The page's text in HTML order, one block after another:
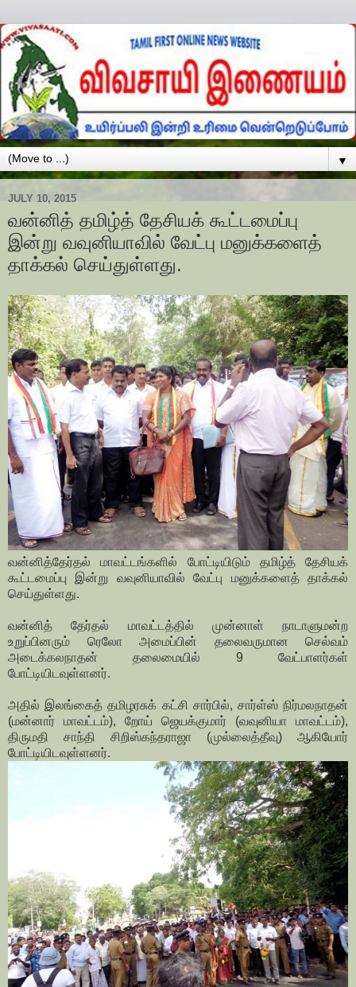
▼
JULY 10, 2015
வன்னித் தமிழ்த் தேசியக் கூட்டமைப்பு
இன்று வவுனியாவில் வேட்பு மனுக்களைத்
தாக்கல் செய்துள்ளது.
வன்னித்தேர்தல் மாவட்டங்களில் போட்டியிடும் தமிழ்த் தேசியக்
கூட்டமைப்பு இன்று வவுனியாவில் வேட்பு மனுக்களைத் தாக்கல்
செய்துள்ளது.
வன்னித் தேர்தல் மாவட்டத்தில் முன்னாள் நாடாளுமன்ற
உறுப்பினரும் ரெலோ அமைப்பின் தலைவருமான செல்வம்
அடைக்கலநாதன் தலைமையில் 9 வேட்பாளர்கள்
போட்டியிடவுள்ளனர்.
அதில் இலங்கைத் தமிழரசுக் கட்சி சார்பில், சார்ள்ஸ் நிர்மலநாதன்
(மன்னார் மாவட்டம்), றோய் ஜெயக்குமார் (வவுனியா மாவட்டம்),
திருமதி சாந்தி சிறிஸ்கந்தராஜா (முல்லைத்தீவு) ஆகியோர்
போட்டியிடவுள்ளனர்.